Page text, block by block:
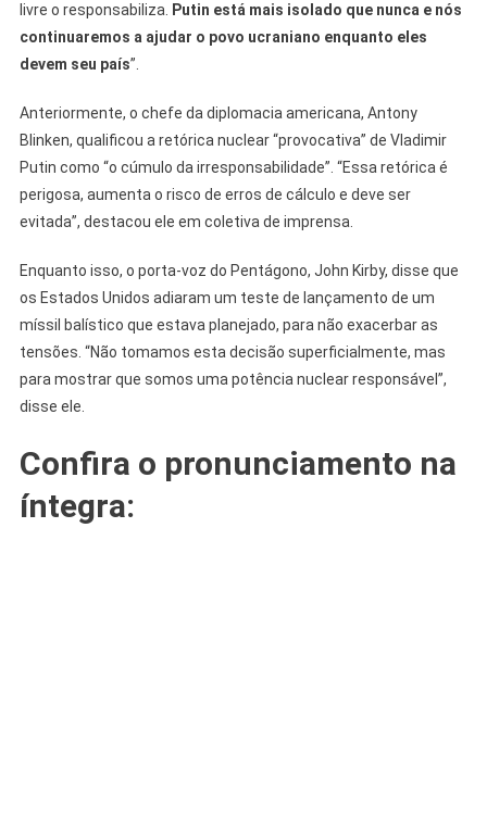
livre o responsabiliza. Putin está mais isolado que nunca e nós
continuaremos a ajudar o povo ucraniano enquanto eles
devem seu país”.
Anteriormente, o chefe da diplomacia americana, Antony
Blinken, qualificou a retórica nuclear “provocativa” de Vladimir
Putin como “o cúmulo da irresponsabilidade”. “Essa retórica é
perigosa, aumenta o risco de erros de cálculo e deve ser
evitada”, destacou ele em coletiva de imprensa.
Enquanto isso, o porta-voz do Pentágono, John Kirby, disse que
os Estados Unidos adiaram um teste de lançamento de um
míssil balístico que estava planejado, para não exacerbar as
tensões. “Não tomamos esta decisão superficialmente, mas
para mostrar que somos uma potência nuclear responsável”,
disse ele.
Confira o pronunciamento na
íntegra: